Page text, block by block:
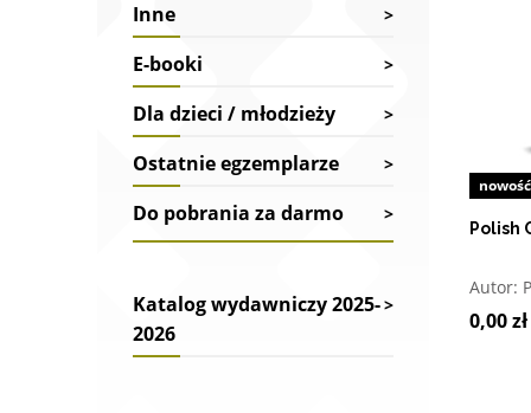
Inne
E-booki
Dla dzieci / młodzieży
Ostatnie egzemplarze
Do pobrania za darmo
Katalog wydawniczy 2025-
2026
nowość
Polish
Autor:
0,00 zł